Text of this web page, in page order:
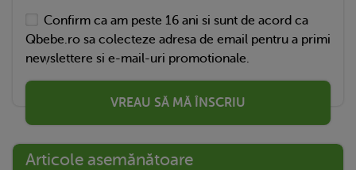
Confirm ca am peste 16 ani si sunt de acord ca
Qbebe.ro sa colecteze adresa de email pentru a primi
newslettere si e-mail-uri promotionale.
VREAU SĂ MĂ ÎNSCRIU
Articole asemănătoare